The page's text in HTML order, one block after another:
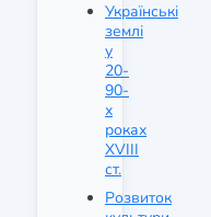
Українські
землі
у
20-
90-
х
роках
XVIII
ст.
Розвиток